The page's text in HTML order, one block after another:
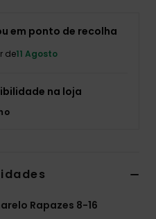
em ponto de recolha
de11 Agosto
na loja
Rapazes 8-16